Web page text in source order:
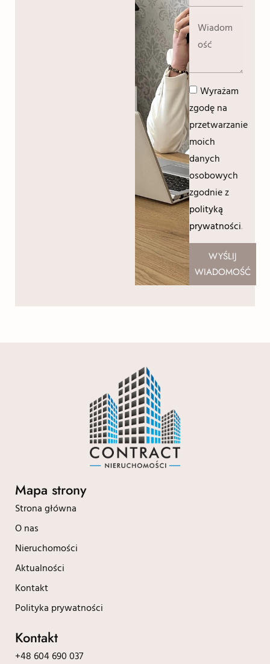
Wyrażam
zgodę na
przetwarzanie
moich
danych
osobowych
zgodnie z
polityką
prywatności.
WYŚLIJ
WIADOMOŚĆ
Mapa strony
Strona główna
O nas
Nieruchomości
Aktualności
Kontakt
Polityka prywatności
Kontakt
+48 604 690 037